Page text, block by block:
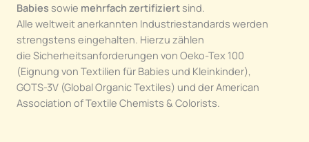
Babies sowie mehrfach zertifiziertsind.
Alle weltweit anerkannten Industriestandards werden
strengstens eingehalten. Hierzu zählen
die Sicherheitsanforderungen von Oeko-Tex 100
(Eignung von Textilien für Babies und Kleinkinder),
GOTS-3V (Global Organic Textiles) und der American
Association of Textile Chemists & Colorists.